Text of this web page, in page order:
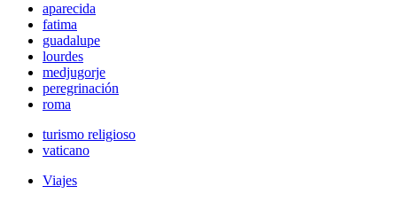
aparecida
fatima
guadalupe
lourdes
medjugorje
peregrinación
roma
turismo religioso
vaticano
Viajes